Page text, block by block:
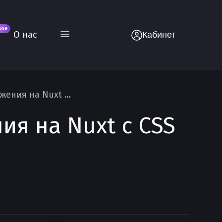
О нас Кабинет
Руководство по стилизации приложения на Nuxt с CSS
на Nuxt с CSS